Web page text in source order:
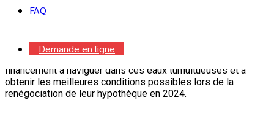
FAQ
Demande en ligne
un défi de taille.
Cet article est conçu pour aider les propriétaires québécois
qui devront faire face à un renouvellement hypothécaire ou un
financement à naviguer dans ces eaux tumultueuses et à
obtenir les meilleures conditions possibles lors de la
renégociation de leur hypothèque en 2024.